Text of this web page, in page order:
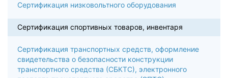
Сертификация низковольтного оборудования
Сертификация спортивных товаров, инвентаря
Сертификация транспортных средств, оформление
свидетельства о безопасности конструкции
транспортного средства (СБКТС), электронного